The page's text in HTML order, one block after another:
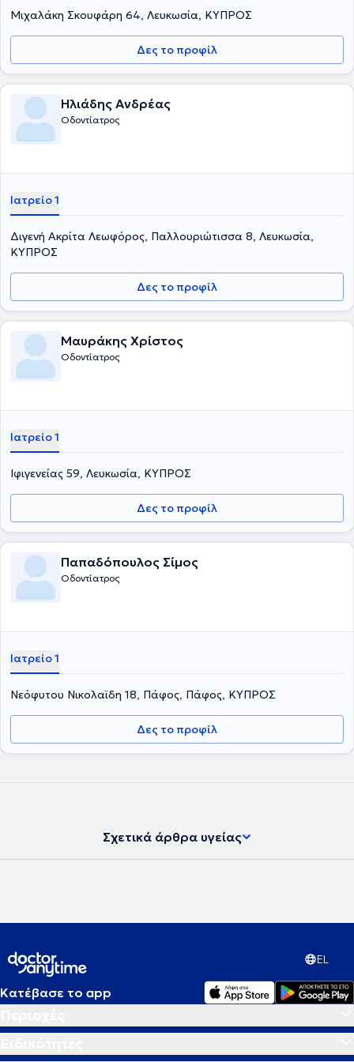
Μιχαλάκη Σκουφάρη 64, Λευκωσία, ΚΥΠΡΟΣ
Δες το προφίλ
Ηλιάδης Ανδρέας
Οδοντίατρος
Ιατρείο 1
Διγενή Ακρίτα Λεωφόρος, Παλλουριώτισσα 8, Λευκωσία,
ΚΥΠΡΟΣ
Δες το προφίλ
Μαυράκης Χρίστος
Οδοντίατρος
Ιατρείο 1
Ιφιγενείας 59, Λευκωσία, ΚΥΠΡΟΣ
Δες το προφίλ
Παπαδόπουλος Σίμος
Οδοντίατρος
Ιατρείο 1
Νεόφυτου Νικολαϊδη 18, Πάφος, Πάφος, ΚΥΠΡΟΣ
Δες το προφίλ
Σχετικά άρθρα υγείας
EL
Κατέβασε το app